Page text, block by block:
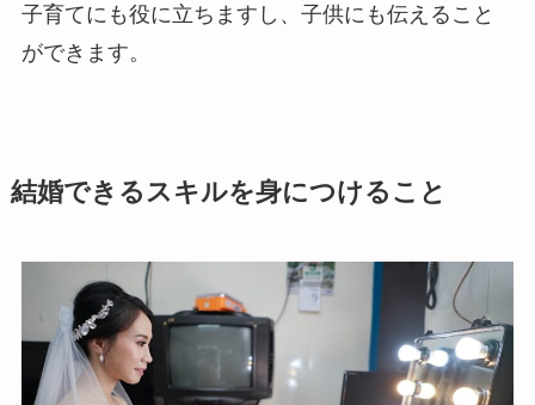
子育てにも役に立ちますし、子供にも伝えること
ができます。
結婚できるスキルを身につけること